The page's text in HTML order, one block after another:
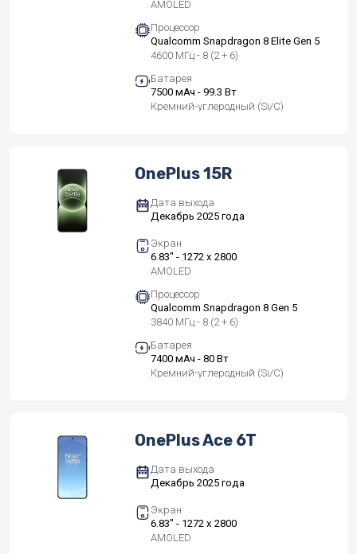
AMOLED
Процессор
Qualcomm Snapdragon 8 Elite Gen 5
4600 МГц - 8 (2 + 6)
Батарея
7500 мАч - 99.3 Вт
Кремний-углеродный (Si/C)
OnePlus 15R
Дата выхода
Декабрь 2025 года
Экран
6.83" - 1272 x 2800
AMOLED
Процессор
Qualcomm Snapdragon 8 Gen 5
3840 МГц - 8 (2 + 6)
Батарея
7400 мАч - 80 Вт
Кремний-углеродный (Si/C)
OnePlus Ace 6T
Дата выхода
Декабрь 2025 года
Экран
6.83" - 1272 x 2800
AMOLED